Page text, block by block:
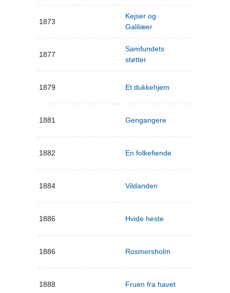
1873
Kejser og
Galilæer
1877
Samfundets
støtter
1879 Et dukkehjem
1881 Gengangere
1882 En folkefiende
1884 Vildanden
1886 Hvide heste
1886 Rosmersholm
1888 Fruen fra havet